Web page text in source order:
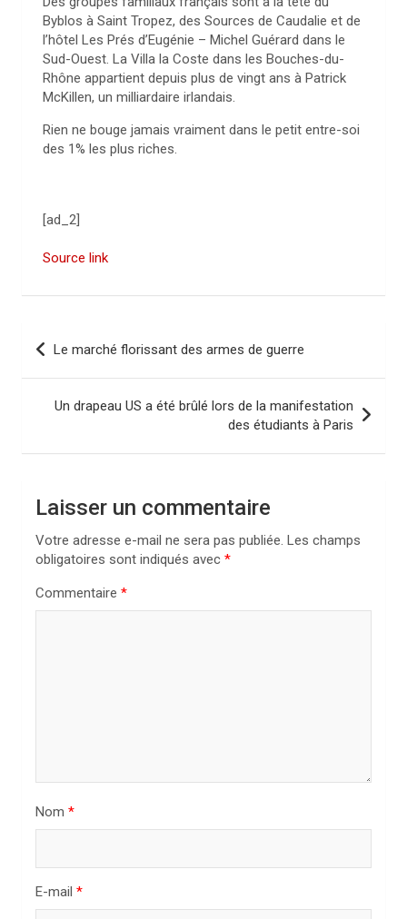
Byblos à Saint Tropez, des Sources de Caudalie et de
l’hôtel Les Prés d’Eugénie – Michel Guérard dans le
Sud-Ouest. La Villa la Coste dans les Bouches-du-
Rhône appartient depuis plus de vingt ans à Patrick
McKillen, un milliardaire irlandais.
Rien ne bouge jamais vraiment dans le petit entre-soi
des 1% les plus riches.
[ad_2]
Source link
g
Le marché florissant des armes de guerre
Un drapeau US a été brûlé lors de la manifestation
des étudiants à Paris
Laisser un commentaire
Votre adresse e-mail ne sera pas publiée. Les champs
obligatoires sont indiqués avec *
Commentaire *
Nom *
E-mail *